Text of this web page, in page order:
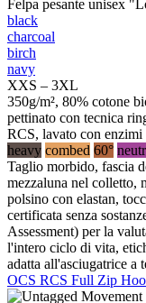
Felpa pesante unisex
black
charcoal
birch
navy
XXS – 3XL
350g/m², 80% cotone
pettinato con tecnica
RCS, lavato con enzimi
heavy combed 60°
Taglio morbido, fascia
mezzaluna nel colletto,
polsino con elastan,
certificata senza
Assessment) per la
l'intero ciclo di vita,
adatta all'asciugatrice a
OCS RCS Full Zip